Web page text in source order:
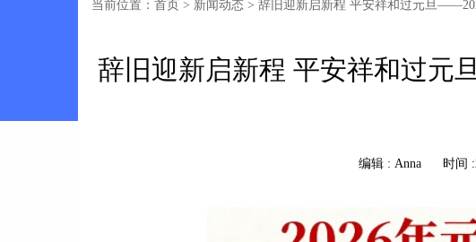
当前位置：首页 > 新闻动态 > 辞旧迎新启新程 平安祥和过元旦
辞旧迎新启新程 平安祥和过
编辑 :Anna 时间